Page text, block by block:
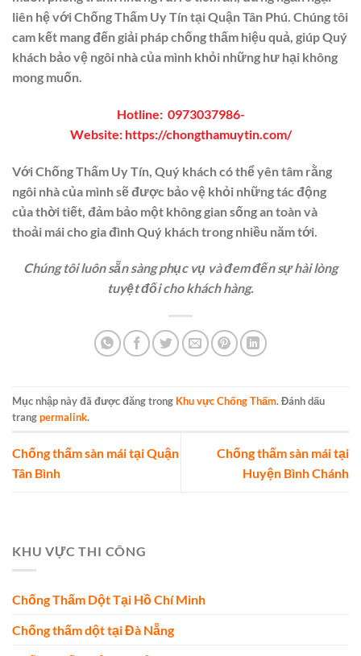
liên hệ vớiChống Thấm Uy Tíntại Quận Tân Phú. Chúng tôi
cam kết mang đến giải pháp chống thấm hiệu quả, giúp Quý
khách bảo vệ ngôi nhà của mình khỏi những hư hại không
mong muốn.
Hotline: 0973037986-
Website:https://chongthamuytin.com/
Với Chống Thấm Uy Tín, Quý khách có thể yên tâm rằng
ngôi nhà của mình sẽ được bảo vệ khỏi những tác động
của thời tiết, đảm bảo một không gian sống an toàn và
thoải mái cho gia đình Quý khách trong nhiều năm tới.
Chúng tôi luôn sẵn sàng phục vụ và đem đến sự hài lòng
tuyệt đối cho khách hàng.
Mục nhập này đã được đăng trong Khu vực Chống Thấm. Đánh dấu
trangpermalink.
Chống thấm sàn mái tại Quận
Tân Bình
Chống thấm sàn mái tại
Huyện Bình Chánh
KHU VỰC THI CÔNG
Chống Thấm Dột Tại Hồ Chí Minh
Chống thấm dột tại Đà Nẵng